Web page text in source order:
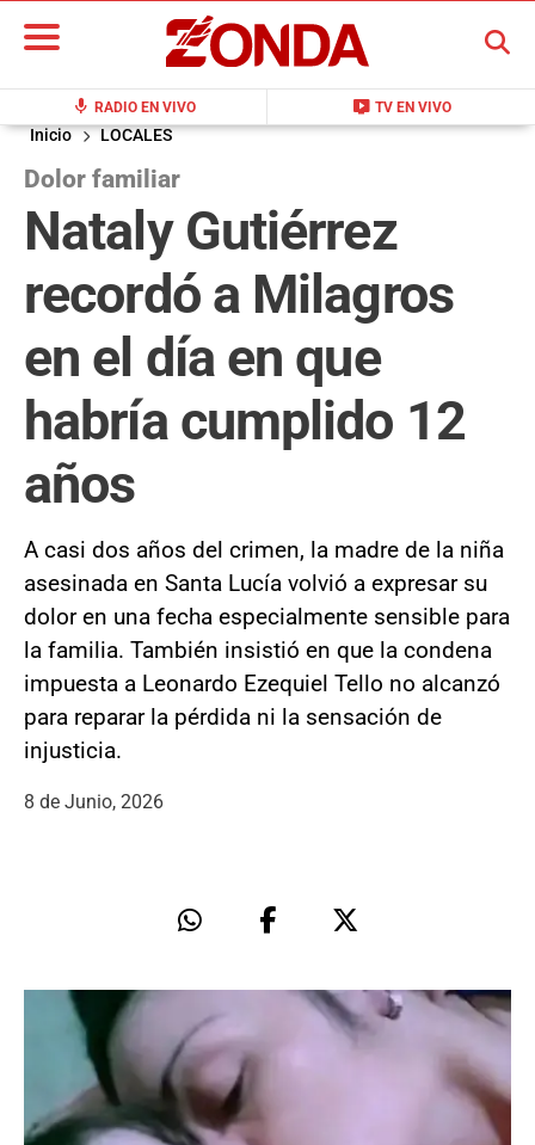
mic RADIO EN VIVO live_tv TV EN VIVO
BUSCAR
Inicio LOCALES
Dolor familiar
Nataly Gutiérrez
recordó a Milagros
en el día en que
habría cumplido 12
años
A casi dos años del crimen, la madre de la niña
asesinada en Santa Lucía volvió a expresar su
dolor en una fecha especialmente sensible para
la familia. También insistió en que la condena
impuesta a Leonardo Ezequiel Tello no alcanzó
para reparar la pérdida ni la sensación de
injusticia.
8 de Junio, 2026